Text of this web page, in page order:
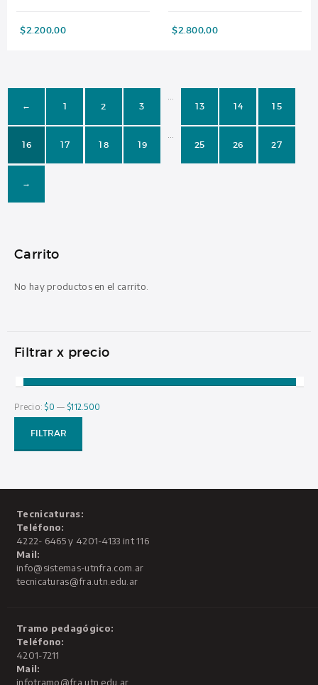
$2.200,00 $2.800,00
← 1 2 3
13
14 15
16 17 18 19
…
25
26 27
→
Carrito
No hay productos en el carrito.
Filtrar x precio
FILTRAR
Precio:$0 — $112.500
Tecnicaturas:
Teléfono:
4222- 6465 y 4201-4133 int 116
Mail:
info@sistemas-utnfra.com.ar
tecnicaturas@fra.utn.edu.ar
Tramo pedagógico:
Teléfono:
4201-7211
Mail:
infotramo@fra.utn.edu.ar